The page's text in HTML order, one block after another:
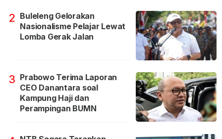
2 Buleleng Gelorakan
Nasionalisme Pelajar Lewat
Lomba Gerak Jalan
3 Prabowo Terima Laporan
CEO Danantara soal
Kampung Haji dan
Perampingan BUMN